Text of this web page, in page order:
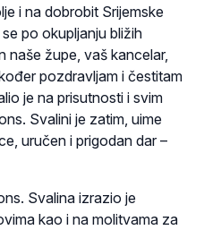
i na dobrobit Srijemske
po okupljanju bližih
naše župe, vaš kancelar,
pozdravljam i čestitam
je na prisutnosti i svim
Svalini je zatim, uime
uručen i prigodan dar –
Svalina izrazio je
kao i na molitvama za